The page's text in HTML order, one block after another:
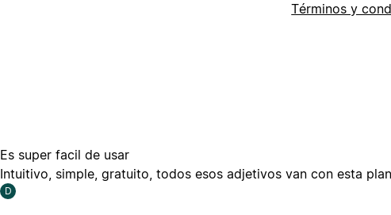
Términos y
Es super facil de usar
Intuitivo, simple, gratuito, todos esos adjetivos van con esta
D